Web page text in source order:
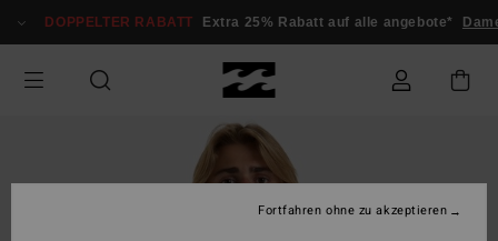
zur
springen
DOPPELTER RABATT Extra 25% Rabatt auf alle angebote*
Fortfahren ohne zu akzeptieren